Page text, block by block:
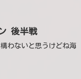
後半戦
わないと思うけどね海